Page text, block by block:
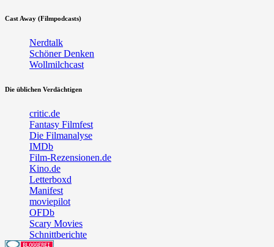
Cast Away (Filmpodcasts)
Nerdtalk
Schöner Denken
Wollmilchcast
Die üblichen Verdächtigen
critic.de
Fantasy Filmfest
Die Filmanalyse
IMDb
Film-Rezensionen.de
Kino.de
Letterboxd
Manifest
moviepilot
OFDb
Scary Movies
Schnittberichte